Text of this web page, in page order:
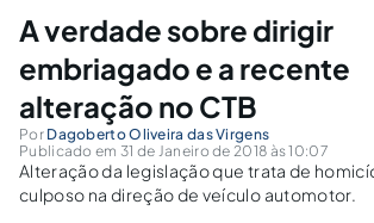
A verdade sobre dirigir
embriagado e a recente
alteração no CTB
Por Dagoberto Oliveira das Virgens
Publicado em 31 de Janeiro de 2018 às 10:07
Alteração da legislação que trata de
culposo na direção de veículo automotor.